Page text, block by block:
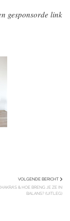
gesponsorde link
VOLGENDE BERICHT
& HOE BRENG JE ZE IN
BALANS? (UITLEG)